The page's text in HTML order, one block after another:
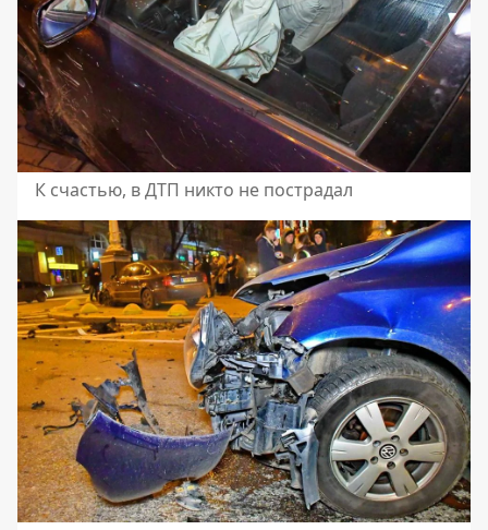
К счастью, в ДТП никто не пострадал